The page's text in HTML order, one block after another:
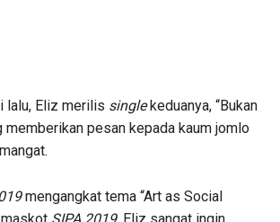
lalu, Eliz merilis singlekeduanya, “Bukan
memberikan pesan kepada kaum jomlo
mengangkat tema “Art as Social
SIPA 2019, Eliz sangat ingin